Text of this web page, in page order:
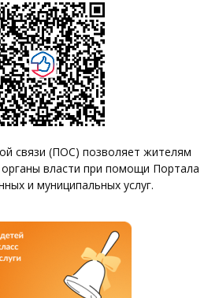
связи (ПОС) позволяет жителям
власти при помощи Портала
и муниципальных услуг.